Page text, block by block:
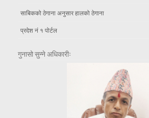
साबिकको ठेगाना अनुसार हालको ठेगाना
प्रदेश नं १ पोर्टल
गुनासो सुन्ने अधिकारीः